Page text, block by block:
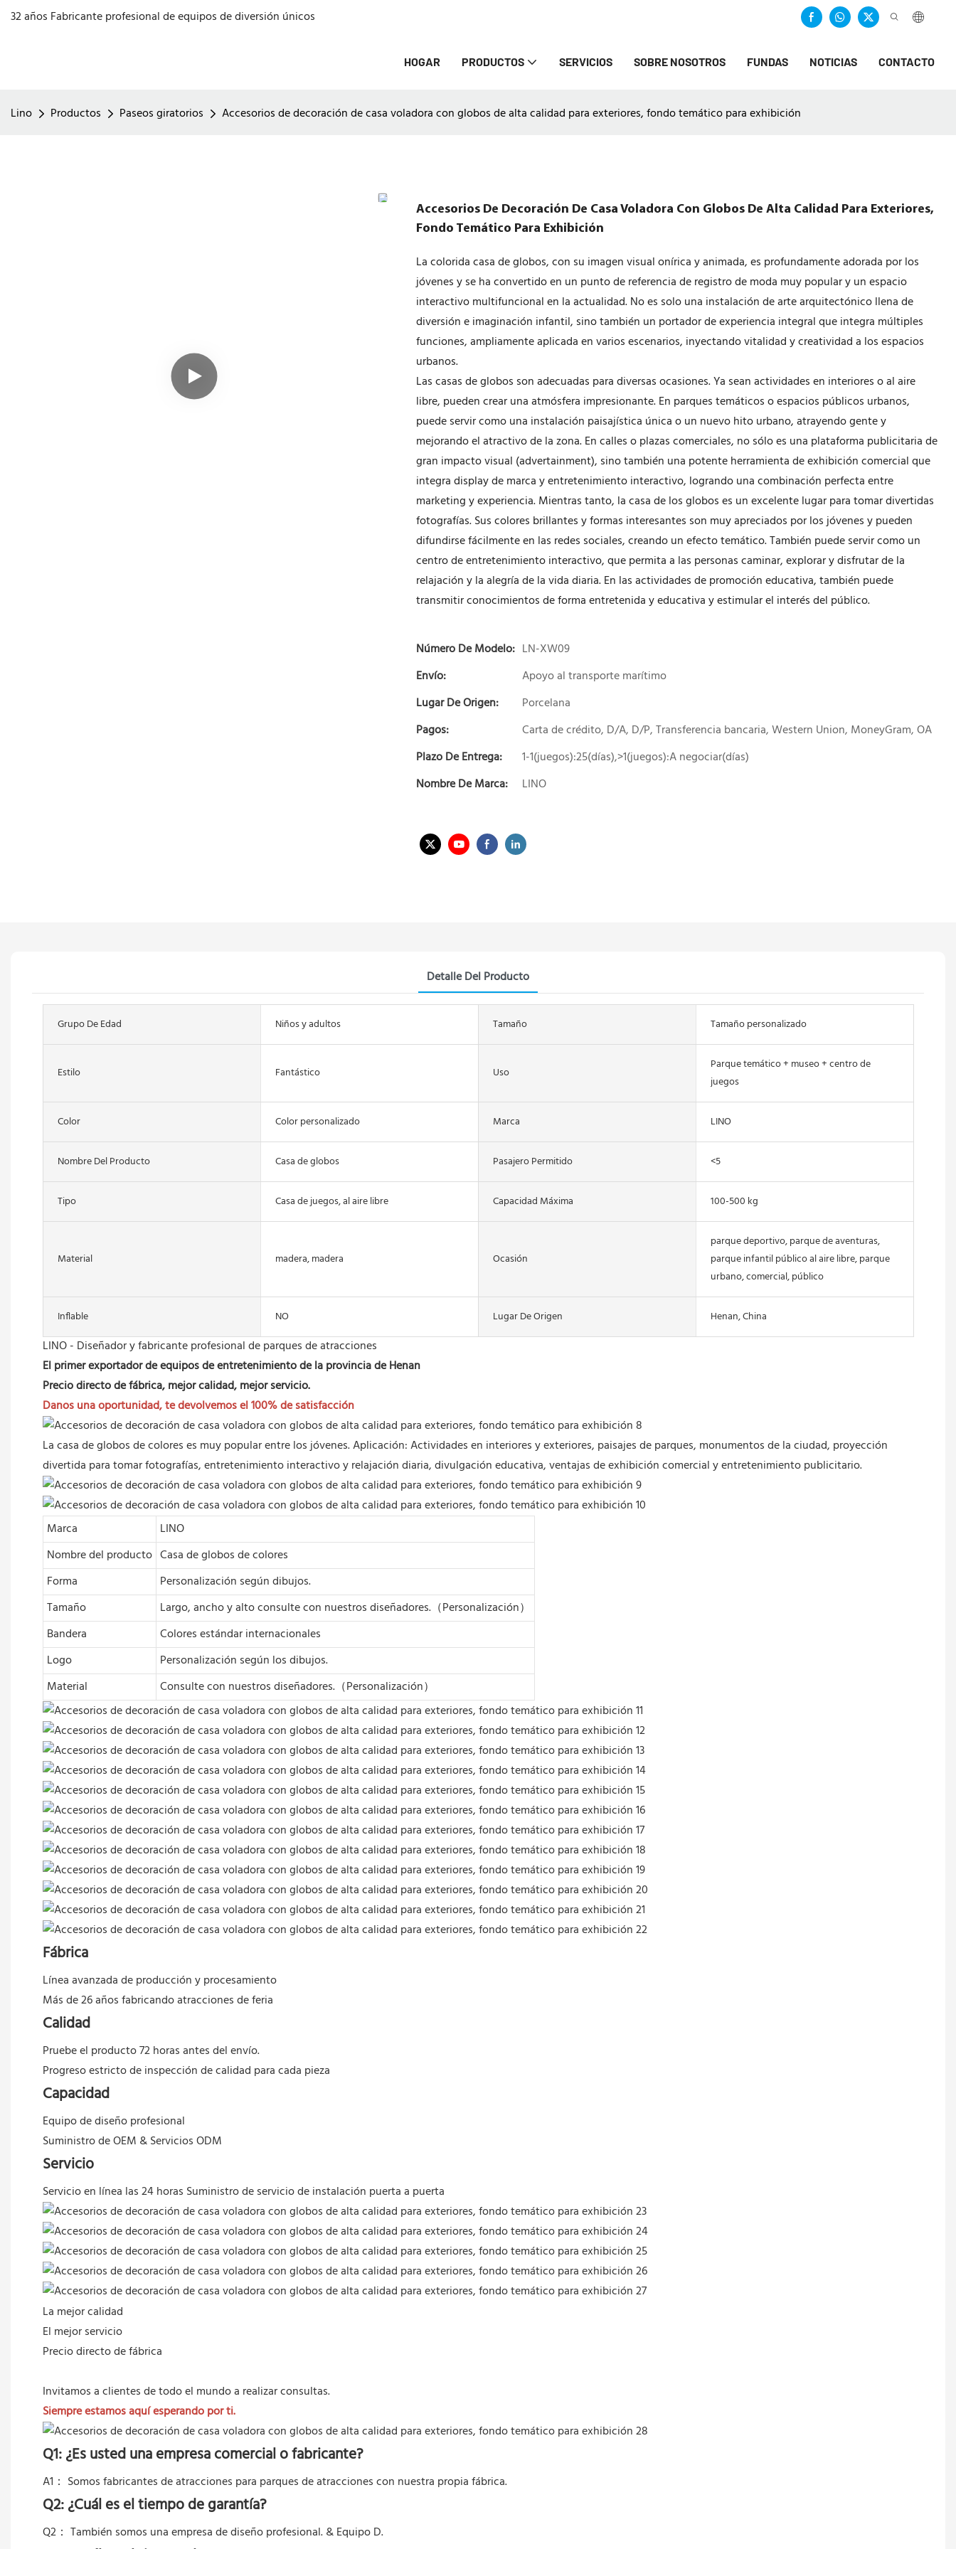
32 años Fabricante profesional de equipos de diversión únicos
HOGAR PRODUCTOS SERVICIOS SOBRE NOSOTROS FUNDAS NOTICIAS CONTACTO
Lino Productos Paseos giratorios Accesorios de decoración de casa voladora con globos de alta calidad para exteriores, fondo temático para exhibición
Accesorios De Decoración De Casa Voladora Con Globos De Alta Calidad Para Exteriores,
Fondo Temático Para Exhibición
La colorida casa de globos, con su imagen visual onírica y animada, es profundamente adorada por los
jóvenes y se ha convertido en un punto de referencia de registro de moda muy popular y un espacio
interactivo multifuncional en la actualidad. No es solo una instalación de arte arquitectónico llena de
diversión e imaginación infantil, sino también un portador de experiencia integral que integra múltiples
funciones, ampliamente aplicada en varios escenarios, inyectando vitalidad y creatividad a los espacios
urbanos.
Las casas de globos son adecuadas para diversas ocasiones. Ya sean actividades en interiores o al aire
libre, pueden crear una atmósfera impresionante. En parques temáticos o espacios públicos urbanos,
puede servir como una instalación paisajística única o un nuevo hito urbano, atrayendo gente y
mejorando el atractivo de la zona. En calles o plazas comerciales, no sólo es una plataforma publicitaria de
gran impacto visual (advertainment), sino también una potente herramienta de exhibición comercial que
integra display de marca y entretenimiento interactivo, logrando una combinación perfecta entre
marketing y experiencia. Mientras tanto, la casa de los globos es un excelente lugar para tomar divertidas
fotografías. Sus colores brillantes y formas interesantes son muy apreciados por los jóvenes y pueden
difundirse fácilmente en las redes sociales, creando un efecto temático. También puede servir como un
centro de entretenimiento interactivo, que permita a las personas caminar, explorar y disfrutar de la
relajación y la alegría de la vida diaria. En las actividades de promoción educativa, también puede
transmitir conocimientos de forma entretenida y educativa y estimular el interés del público.
Número De Modelo: LN-XW09
Envío:
Apoyo al transporte marítimo
Lugar De Origen:
Porcelana
Pagos:
Carta de crédito, D/A, D/P, Transferencia bancaria, Western Union, MoneyGram, OA
Plazo De Entrega:
1-1(juegos):25(días),>1(juegos):A negociar(días)
Nombre De Marca:
LINO
Detalle Del Producto
Grupo De Edad Niños y adultos Tamaño Tamaño personalizado
Estilo Fantástico Uso
Parque temático + museo + centro de
juegos
Color Color personalizado Marca LINO
Nombre Del Producto Casa de globos Pasajero Permitido <5
Tipo Casa de juegos, al aire libre Capacidad Máxima 100-500 kg
Material madera, madera Ocasión
parque deportivo, parque de aventuras,
parque infantil público al aire libre, parque
urbano, comercial, público
Inflable NO Lugar De Origen Henan, China
LINO - Diseñador y fabricante profesional de parques de atracciones
El primer exportador de equipos de entretenimiento de la provincia de Henan
Precio directo de fábrica, mejor calidad, mejor servicio.
Danos una oportunidad, te devolvemos el 100% de satisfacción
La casa de globos de colores es muy popular entre los jóvenes. Aplicación: Actividades en interiores y exteriores, paisajes de parques, monumentos de la ciudad, proyección
divertida para tomar fotografías, entretenimiento interactivo y relajación diaria, divulgación educativa, ventajas de exhibición comercial y entretenimiento publicitario.
Marca
LINO
Nombre del producto Casa de globos de colores
Forma
Personalización según dibujos.
Tamaño
Largo, ancho y alto consulte con nuestros diseñadores.（Personalización）
Bandera
Colores estándar internacionales
Logo
Personalización según los dibujos.
Material
Consulte con nuestros diseñadores.（Personalización）
Fábrica
Línea avanzada de producción y procesamiento
Más de 26 años fabricando atracciones de feria
Calidad
Pruebe el producto 72 horas antes del envío.
Progreso estricto de inspección de calidad para cada pieza
Capacidad
Equipo de diseño profesional
Suministro de OEM & Servicios ODM
Servicio
Servicio en línea las 24 horas Suministro de servicio de instalación puerta a puerta
La mejor calidad
El mejor servicio
Precio directo de fábrica
Invitamos a clientes de todo el mundo a realizar consultas.
Siempre estamos aquí esperando por ti.
Q1: ¿Es usted una empresa comercial o fabricante?
A1： Somos fabricantes de atracciones para parques de atracciones con nuestra propia fábrica.
Q2: ¿Cuál es el tiempo de garantía?
Q2： También somos una empresa de diseño profesional. & Equipo D.